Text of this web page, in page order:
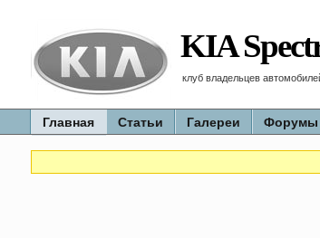
KIA
клуб владельцев
Главная Статьи Галереи Форумы